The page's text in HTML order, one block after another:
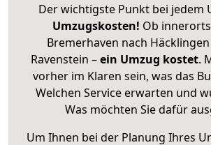
Der wichtigste Punkt bei jedem
Umzugskosten! Ob
Bremerhaven nach
Ravenstein –ein Umzug kostet.
vorher im Klaren sein, was das
Welchen Service erwarten und
Was möchten Sie dafür
Um Ihnen bei der Planung Ihres